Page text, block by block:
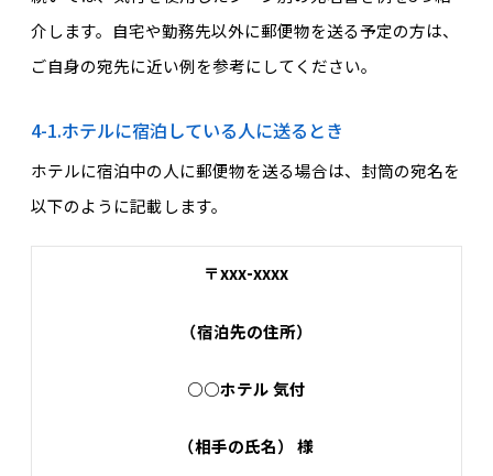
介します。自宅や勤務先以外に郵便物を送る予定の方は、
ご自身の宛先に近い例を参考にしてください。
4-1.ホテルに宿泊している人に送るとき
ホテルに宿泊中の人に郵便物を送る場合は、封筒の宛名を
以下のように記載します。
〒xxx-xxxx
（宿泊先の住所）
○○ホテル 気付
（相手の氏名） 様